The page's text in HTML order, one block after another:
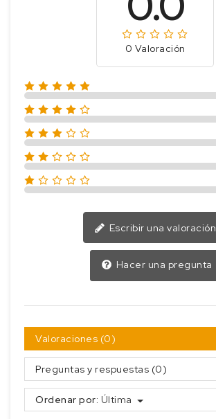
0 Valoración
Escribir una valoración
Hacer una pregunta
Valoraciones (0)
Preguntas y respuestas (0)
Ordenar por: Última